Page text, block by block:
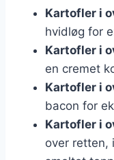
Kartofler i
hvidløg for
Kartofler i
en cremet
Kartofler i
bacon for
Kartofler i
over retten,